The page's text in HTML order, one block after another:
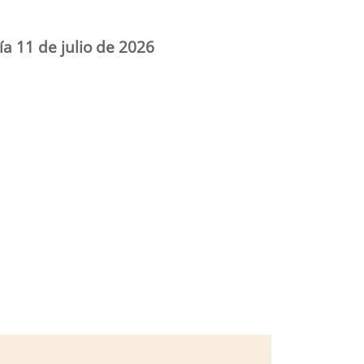
11 de julio de 2026